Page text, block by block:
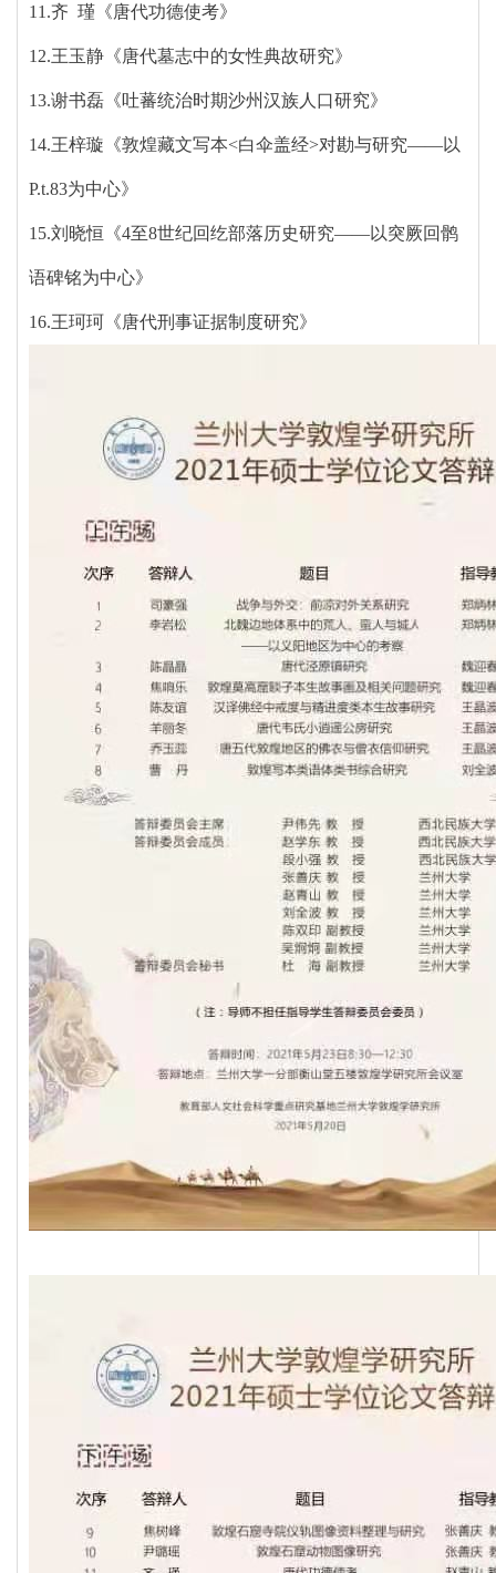
11.齐 瑾《唐代功德使考》
12.王玉静《唐代墓志中的女性典故研究》
13.谢书磊《吐蕃统治时期沙州汉族人口研究》
14.王梓璇《敦煌藏文写本<白伞盖经>对勘与研究——以
P.t.83为中心》
15.刘晓恒《4至8世纪回纥部落历史研究——以突厥回鹘
语碑铭为中心》
16.王珂珂《唐代刑事证据制度研究》